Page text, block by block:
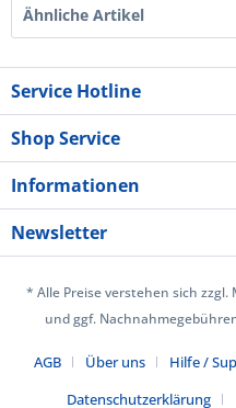
Ähnliche Artikel
Service Hotline
Shop Service
Informationen
Newsletter
* Alle Preise verstehen sich
und ggf.
AGB Über uns Hilfe /
Datenschutzerklärung